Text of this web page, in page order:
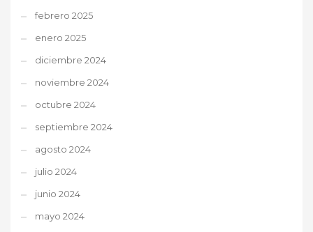
febrero 2025
enero 2025
diciembre 2024
noviembre 2024
octubre 2024
septiembre 2024
agosto 2024
julio 2024
junio 2024
mayo 2024